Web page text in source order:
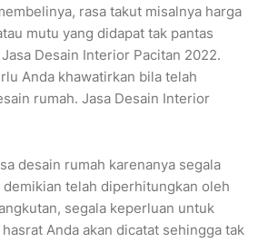
rasa takut misalnya harga
mutu yang didapat tak pantas
Desain Interior Pacitan 2022.
Anda khawatirkan bila telah
rumah. Jasa Desain Interior
desain rumah karenanya segala
telah diperhitungkan oleh
segala keperluan untuk
Anda akan dicatat sehingga tak